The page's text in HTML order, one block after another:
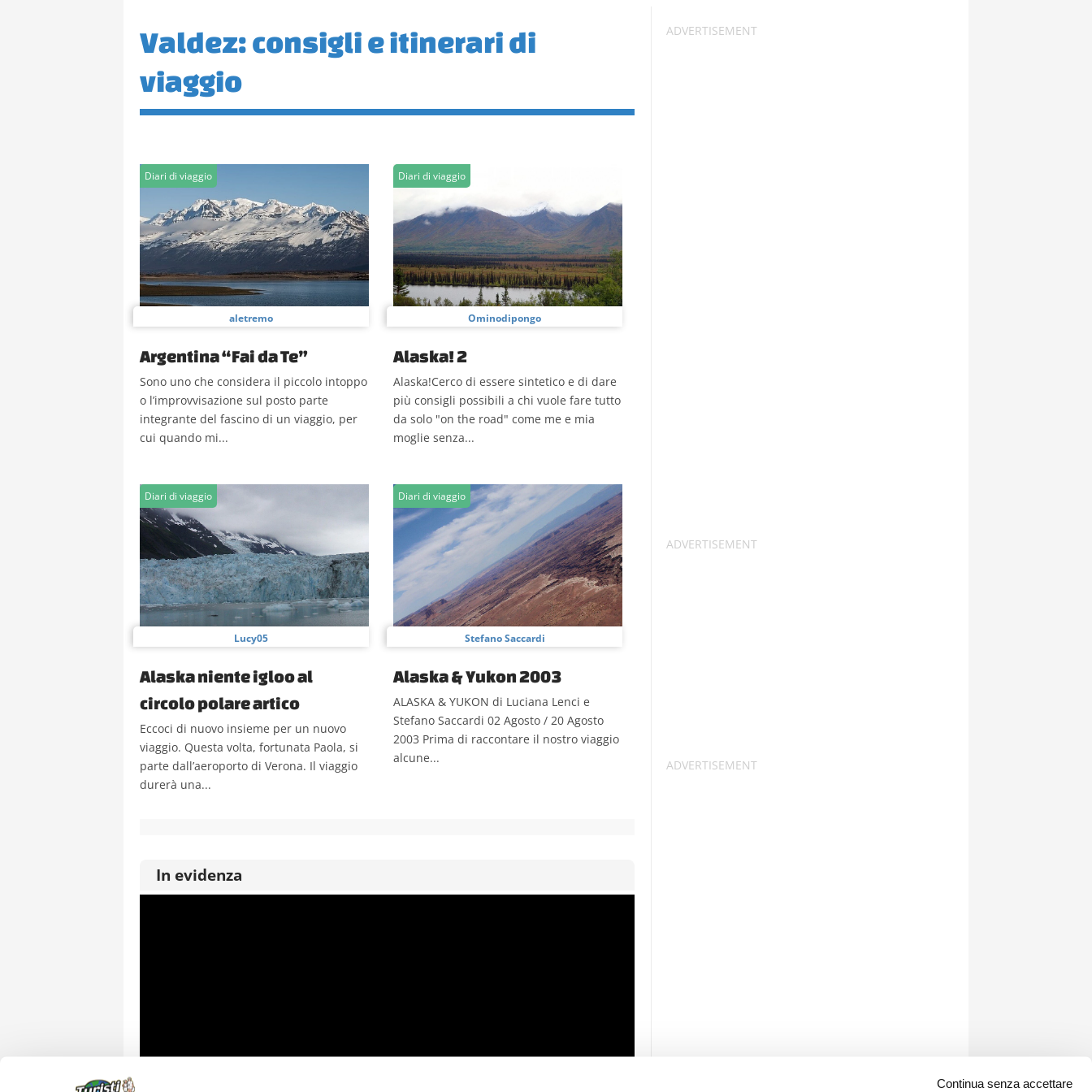
Continua senza accettare
Valdez: consigli e itinerari di
viaggio
Diari di viaggio
aletremo
Argentina “Fai da Te”
Sono uno che considera il piccolo intoppo
o l’improvvisazione sul posto parte
integrante del fascino di un viaggio, per
cui quando mi...
Diari di viaggio
Ominodipongo
Alaska! 2
Alaska!Cerco di essere sintetico e di dare
più consigli possibili a chi vuole fare tutto
da solo "on the road" come me e mia
moglie senza...
Diari di viaggio
Lucy05
Alaska niente igloo al
circolo polare artico
Eccoci di nuovo insieme per un nuovo
viaggio. Questa volta, fortunata Paola, si
parte dall’aeroporto di Verona. Il viaggio
durerà una...
Diari di viaggio
Stefano Saccardi
Alaska & Yukon 2003
ALASKA & YUKON di Luciana Lenci e
Stefano Saccardi 02 Agosto / 20 Agosto
2003 Prima di raccontare il nostro viaggio
alcune...
In evidenza